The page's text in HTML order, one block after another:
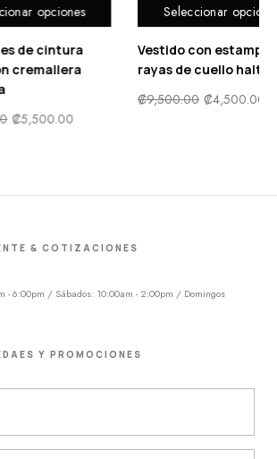
opciones
de
halter
Seleccionar opciones
Bañador una pieza push
up con estampado floral
11,900.00 ₡5,950.00
& COTIZACIONES
- 6:00pm / Sábados: 10:00am - 2:00pm / Domingos
Y PROMOCIONES